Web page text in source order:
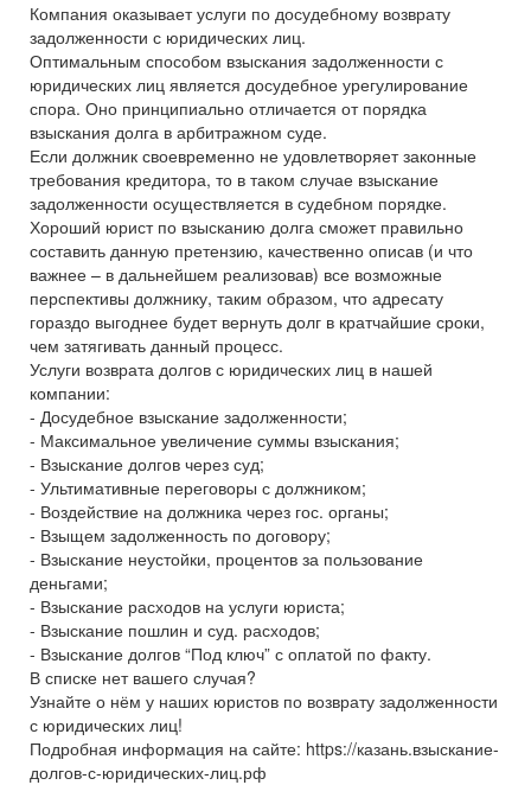
Компания оказывает услуги по досудебному возврату
задолженности с юридических лиц.
Оптимальным способом взыскания задолженности с
юридических лиц является досудебное урегулирование
спора. Оно принципиально отличается от порядка
взыскания долга в арбитражном суде.
Если должник своевременно не удовлетворяет законные
требования кредитора, то в таком случае взыскание
задолженности осуществляется в судебном порядке.
Хороший юрист по взысканию долга сможет правильно
составить данную претензию, качественно описав (и что
важнее – в дальнейшем реализовав) все возможные
перспективы должнику, таким образом, что адресату
гораздо выгоднее будет вернуть долг в кратчайшие сроки,
чем затягивать данный процесс.
Услуги возврата долгов с юридических лиц в нашей
компании:
- Досудебное взыскание задолженности;
- Максимальное увеличение суммы взыскания;
- Взыскание долгов через суд;
- Ультимативные переговоры с должником;
- Воздействие на должника через гос. органы;
- Взыщем задолженность по договору;
- Взыскание неустойки, процентов за пользование
деньгами;
- Взыскание расходов на услуги юриста;
- Взыскание пошлин и суд. расходов;
- Взыскание долгов “Под ключ” с оплатой по факту.
В списке нет вашего случая?
Узнайте о нём у наших юристов по возврату задолженности
с юридических лиц!
Подробная информация на сайте: https://казань.взыскание-
долгов-с-юридических-лиц.рф